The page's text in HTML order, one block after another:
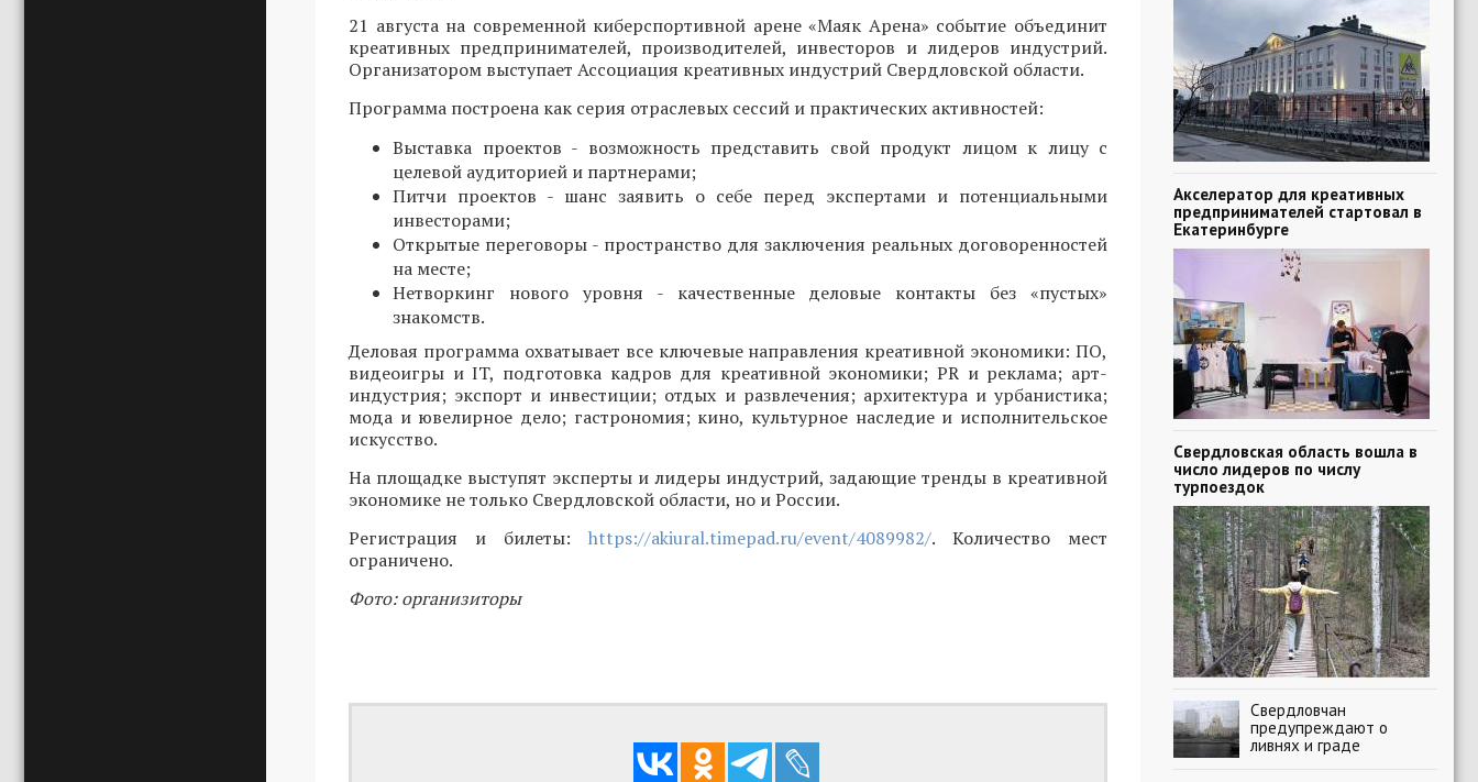
21 августа на современной киберспортивной арене «Маяк Арена» событие объединит
креативных предпринимателей, производителей, инвесторов и лидеров индустрий.
Организатором выступает Ассоциация креативных индустрий Свердловской области.
Программа построена как серия отраслевых сессий и практических активностей:
Выставка проектов - возможность представить свой продукт лицом к лицу с
целевой аудиторией и партнерами;
Питчи проектов - шанс заявить о себе перед экспертами и потенциальными
инвесторами;
Открытые переговоры - пространство для заключения реальных договоренностей
на месте;
Нетворкинг нового уровня - качественные деловые контакты без «пустых»
знакомств.
Деловая программа охватывает все ключевые направления креативной экономики: ПО,
видеоигры и IT, подготовка кадров для креативной экономики; PR и реклама; арт-
индустрия; экспорт и инвестиции; отдых и развлечения; архитектура и урбанистика;
мода и ювелирное дело; гастрономия; кино, культурное наследие и исполнительское
искусство.
На площадке выступят эксперты и лидеры индустрий, задающие тренды в креативной
экономике не только Свердловской области, но и России.
Регистрация и билеты: https://akiural.timepad.ru/event/4089982/. Количество мест
ограничено.
Фото: организиторы
Акселератор для креативных
предпринимателей стартовал в
Екатеринбурге
Свердловская область вошла в
число лидеров по числу
турпоездок
Свердловчан
предупреждают о
ливнях и граде